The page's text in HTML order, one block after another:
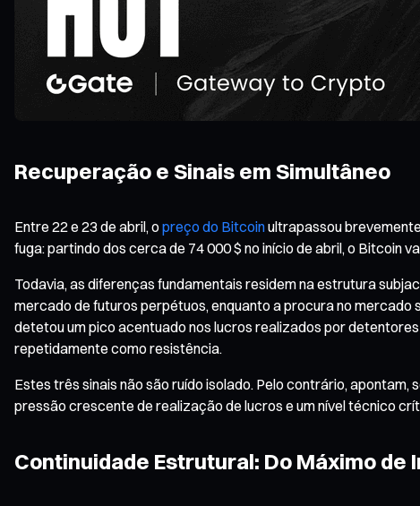
Recuperação e Sinais em Simultâneo
Entre 22 e 23 de abril, opreço do Bitcoinultrapassou
fuga: partindo dos cerca de 74 000 $ no início de abril, o Bitcoin
Todavia, as diferenças fundamentais residem na estrutura
mercado de futuros perpétuos, enquanto a procura no
detetou um pico acentuado nos lucros realizados por
repetidamente como resistência.
Estes três sinais não são ruído isolado. Pelo contrário,
pressão crescente de realização de lucros e um nível técnico
Continuidade Estrutural: Do Máximo de